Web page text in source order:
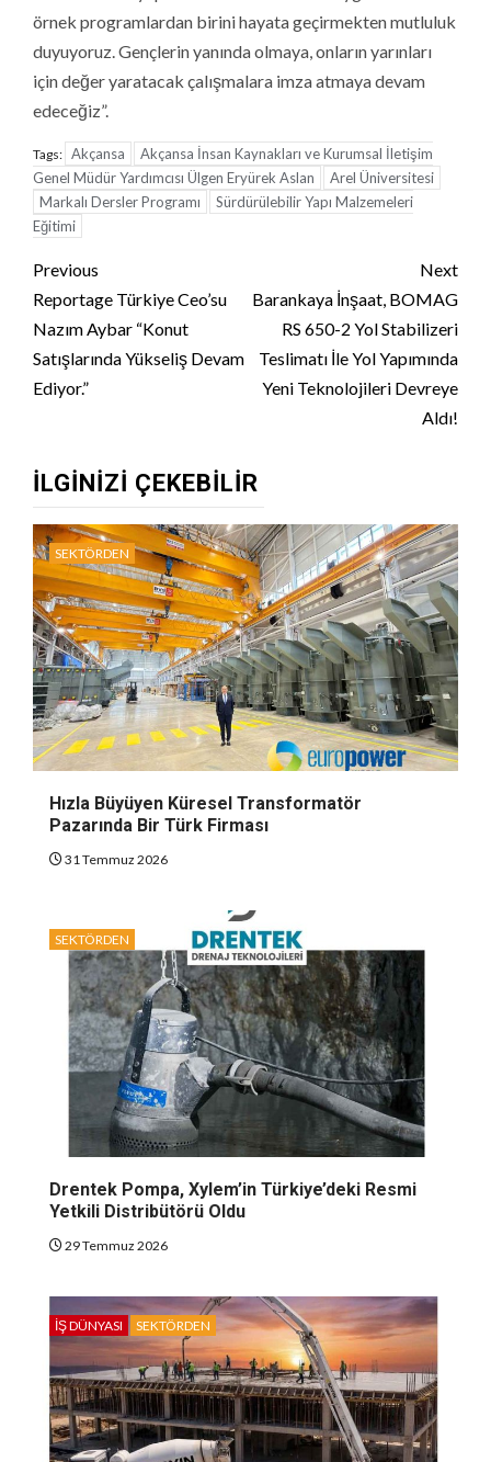
örnek programlardan birini hayata geçirmekten mutluluk
duyuyoruz. Gençlerin yanında olmaya, onların yarınları
için değer yaratacak çalışmalara imza atmaya devam
edeceğiz”.
Tags: Akçansa
Akçansa İnsan Kaynakları ve Kurumsal İletişim
Genel Müdür Yardımcısı Ülgen Eryürek Aslan
Arel Üniversitesi
Markalı Dersler Programı
Sürdürülebilir Yapı Malzemeleri
Eğitimi
Continue
Reading
Previous
Reportage Türkiye Ceo’su
Nazım Aybar “Konut
Satışlarında Yükseliş Devam
Ediyor.”
Next
Barankaya İnşaat, BOMAG
RS 650-2 Yol Stabilizeri
Teslimatı İle Yol Yapımında
Yeni Teknolojileri Devreye
Aldı!
İLGINIZI ÇEKEBILIR
SEKTÖRDEN
Hızla Büyüyen Küresel Transformatör
Pazarında Bir Türk Firması
31 Temmuz 2026
SEKTÖRDEN
Drentek Pompa, Xylem’in Türkiye’deki Resmi
Yetkili Distribütörü Oldu
29 Temmuz 2026
İŞ DÜNYASI SEKTÖRDEN